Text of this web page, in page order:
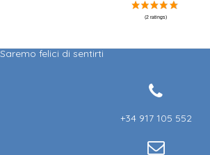
Saremo felici di sentirti
+34 917 105 552